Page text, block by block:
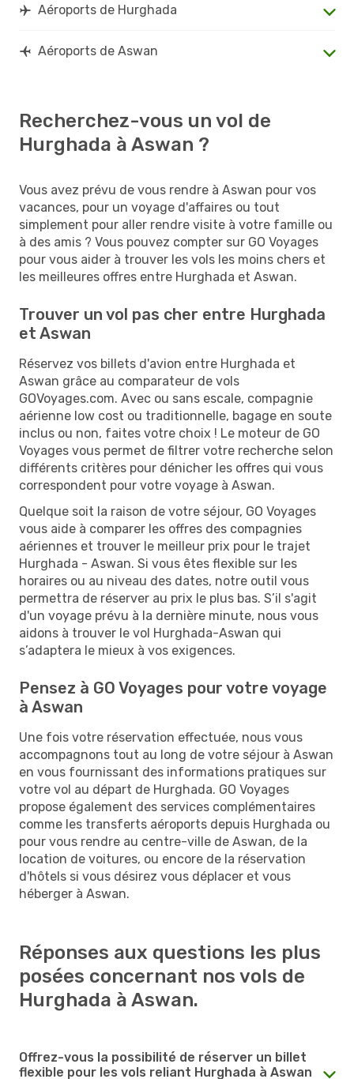
Aéroports de Hurghada
Aéroports de Aswan
Recherchez-vous un vol de
Hurghada à Aswan ?
Vous avez prévu de vous rendre à Aswan pour vos
vacances, pour un voyage d'affaires ou tout
simplement pour aller rendre visite à votre famille ou
à des amis ? Vous pouvez compter sur GO Voyages
pour vous aider à trouver les vols les moins chers et
les meilleures offres entre Hurghada et Aswan.
Trouver un vol pas cher entre Hurghada
et Aswan
Réservez vos billets d'avion entre Hurghada et
Aswan grâce au comparateur de vols
GOVoyages.com. Avec ou sans escale, compagnie
aérienne low cost ou traditionnelle, bagage en soute
inclus ou non, faites votre choix ! Le moteur de GO
Voyages vous permet de filtrer votre recherche selon
différents critères pour dénicher les offres qui vous
correspondent pour votre voyage à Aswan.
Quelque soit la raison de votre séjour, GO Voyages
vous aide à comparer les offres des compagnies
aériennes et trouver le meilleur prix pour le trajet
Hurghada - Aswan. Si vous êtes flexible sur les
horaires ou au niveau des dates, notre outil vous
permettra de réserver au prix le plus bas. S’il s'agit
d'un voyage prévu à la dernière minute, nous vous
aidons à trouver le vol Hurghada-Aswan qui
s’adaptera le mieux à vos exigences.
Pensez à GO Voyages pour votre voyage
à Aswan
Une fois votre réservation effectuée, nous vous
accompagnons tout au long de votre séjour à Aswan
en vous fournissant des informations pratiques sur
votre vol au départ de Hurghada. GO Voyages
propose également des services complémentaires
comme les transferts aéroports depuis Hurghada ou
pour vous rendre au centre-ville de Aswan, de la
location de voitures, ou encore de la réservation
d'hôtels si vous désirez vous déplacer et vous
héberger à Aswan.
Réponses aux questions les plus
posées concernant nos vols de
Hurghada à Aswan.
Offrez-vous la possibilité de réserver un billet
flexible pour les vols reliant Hurghada à Aswan